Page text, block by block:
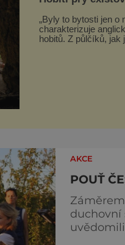
„Byly to bytosti jen o
charakterizuje
hobitů. Z půlčíků, jak jim říká, následně udělá hlavní hrdiny svých
AKCE
POUŤ
duchovní